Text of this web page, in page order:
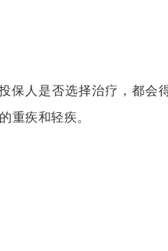
保人是否选择治疗 ，都会
重疾和轻疾。